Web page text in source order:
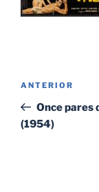
entradas
Entrada
anterior:
ANTERIOR
Once pares
(1954)